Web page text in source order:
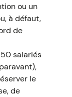
ou un
à défaut,
de
salariés
le
de